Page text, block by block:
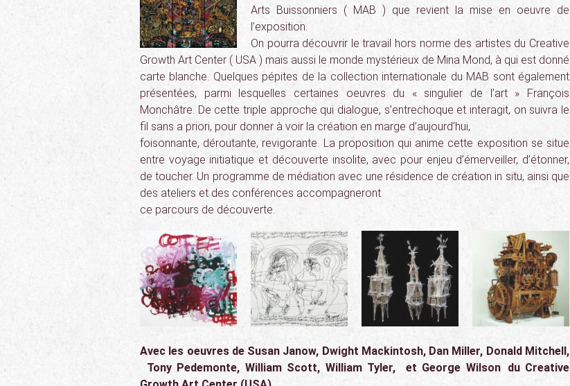
Arts Buissonniers ( MAB ) que revient la mise en oeuvre de
l’exposition.
On pourra découvrir le travail hors norme des artistes du Creative
Growth Art Center ( USA ) mais aussi le monde mystérieux de Mina Mond, à qui est donné
carte blanche. Quelques pépites de la collection internationale du MAB sont également
présentées, parmi lesquelles certaines oeuvres du « singulier de l’art » François
Monchâtre. De cette triple approche qui dialogue, s’entrechoque et interagit, on suivra le
fil sans a priori, pour donner à voir la création en marge d’aujourd’hui,
foisonnante, déroutante, revigorante. La proposition qui anime cette exposition se situe
entre voyage initiatique et découverte insolite, avec pour enjeu d’émerveiller, d’étonner,
de toucher. Un programme de médiation avec une résidence de création in situ, ainsi que
des ateliers et des conférences accompagneront
ce parcours de découverte.
Avec les oeuvres de Susan Janow, Dwight Mackintosh, Dan Miller, Donald Mitchell,
Tony Pedemonte, William Scott, William Tyler, et George Wilson du Creative